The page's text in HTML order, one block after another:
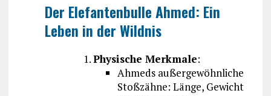
Der Elefantenbulle Ahmed: Ein
Leben in der Wildnis
Physische Merkmale:
Ahmeds außergewöhnliche
Stoßzähne: Länge, Gewicht